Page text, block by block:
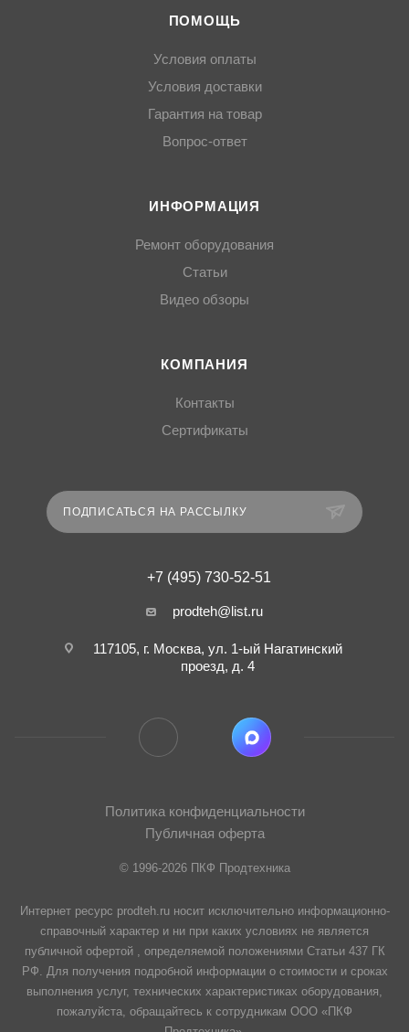
ПОМОЩЬ
Условия оплаты
Условия доставки
Гарантия на товар
Вопрос-ответ
ИНФОРМАЦИЯ
Ремонт оборудования
Статьи
Видео обзоры
КОМПАНИЯ
Контакты
Сертификаты
ПОДПИСАТЬСЯ НА РАССЫЛКУ
+7 (495) 730-52-51
prodteh@list.ru
117105, г. Москва, ул. 1-ый Нагатинский
проезд, д. 4
Политика конфиденциальности
Публичная оферта
© 1996-2026 ПКФ Продтехника
Интернет ресурс prodteh.ru носит исключительно информационно-
справочный характер и ни при каких условиях не является
публичной офертой , определяемой положениями Статьи 437 ГК
РФ. Для получения подробной информации о стоимости и сроках
выполнения услуг, технических характеристиках оборудования,
пожалуйста, обращайтесь к сотрудникам ООО «ПКФ